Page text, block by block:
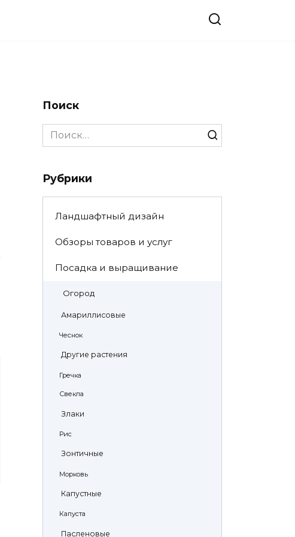
Поиск
Search
for:
Рубрики
Ландшафтный дизайн
Обзоры товаров и услуг
Посадка и выращивание
Огород
Амариллисовые
Чеснок
Другие растения
Гречка
Свекла
Злаки
Рис
Зонтичные
Морковь
Капустные
Капуста
Пасленовые